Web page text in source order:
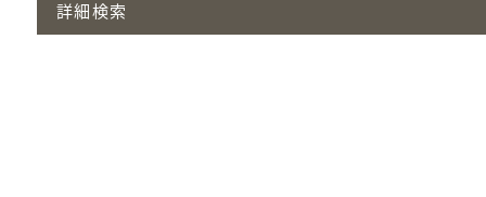
詳細検索